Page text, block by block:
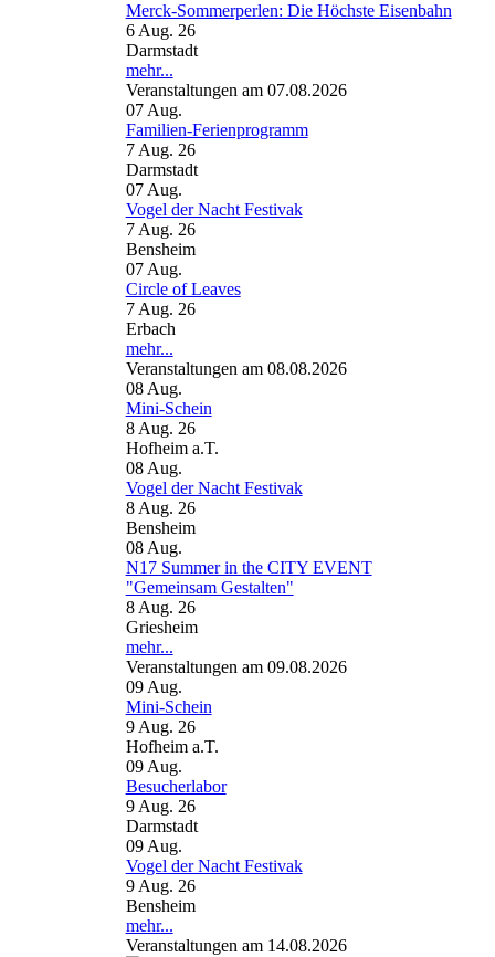
Merck-Sommerperlen: Die Höchste Eisenbahn
6 Aug. 26
Darmstadt
mehr...
Veranstaltungen am 07.08.2026
07 Aug.
Familien-Ferienprogramm
7 Aug. 26
Darmstadt
07 Aug.
Vogel der Nacht Festivak
7 Aug. 26
Bensheim
07 Aug.
Circle of Leaves
7 Aug. 26
Erbach
mehr...
Veranstaltungen am 08.08.2026
08 Aug.
Mini-Schein
8 Aug. 26
Hofheim a.T.
08 Aug.
Vogel der Nacht Festivak
8 Aug. 26
Bensheim
08 Aug.
N17 Summer in the CITY EVENT
"Gemeinsam Gestalten"
8 Aug. 26
Griesheim
mehr...
Veranstaltungen am 09.08.2026
09 Aug.
Mini-Schein
9 Aug. 26
Hofheim a.T.
09 Aug.
Besucherlabor
9 Aug. 26
Darmstadt
09 Aug.
Vogel der Nacht Festivak
9 Aug. 26
Bensheim
mehr...
Veranstaltungen am 14.08.2026